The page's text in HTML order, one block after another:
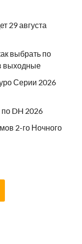
29 августа
выбрать по
выходные
Серии 2026
DH 2026
2-го Ночного